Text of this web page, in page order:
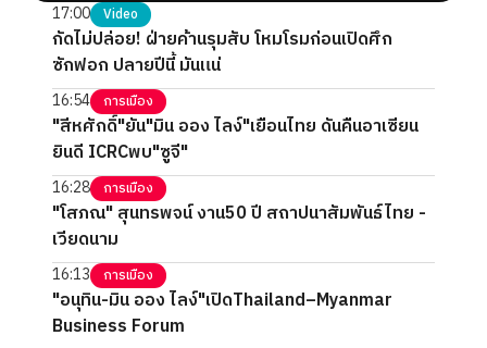
17:00 Video
กัดไม่ปล่อย! ฝ่ายค้านรุมสับ โหมโรมก่อนเปิดศึก
ซักฟอก ปลายปีนี้ มันแน่
16:54 การเมือง
"สีหศักดิ์"ยัน"มิน ออง ไลง์"เยือนไทย ดันคืนอาเซียน
ยินดี ICRCพบ"ซูจี"
16:28 การเมือง
"โสภณ" สุนทรพจน์ งาน50 ปี สถาปนาสัมพันธ์ไทย -
เวียดนาม
16:13 การเมือง
"อนุทิน-มิน ออง ไลง์"เปิดThailand–Myanmar
Business Forum